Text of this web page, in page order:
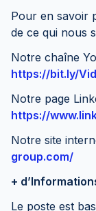
Pour en savoir
de ce qui nous
Notre chaîne
https://bit.ly/
Notre page
https://
Notre site
group.com/
+
Le poste est